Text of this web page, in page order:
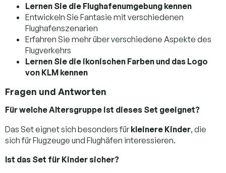
Lernen Sie die Flughafenumgebung kennen
Entwickeln Sie Fantasie mit verschiedenen
Flughafenszenarien
Erfahren Sie mehr über verschiedene Aspekte des
Flugverkehrs
Lernen Sie die ikonischen Farben und das Logo
von KLM kennen
Fragen und Antworten
Für welche Altersgruppe ist dieses Set geeignet?
Das Set eignet sich besonders fürkleinere Kinder, die
sich für Flugzeuge und Flughäfen interessieren.
Ist das Set für Kinder sicher?